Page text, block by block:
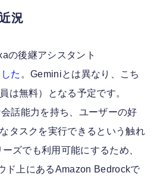
況
の後継アシスタント
た 。Geminiとは異なり、こち
は無料）となる予定です。
話能力を持ち、ユーザーの好
タスクを実行できるという触れ
ズでも利用可能にするため、
ド上にあるAmazon Bedrockで